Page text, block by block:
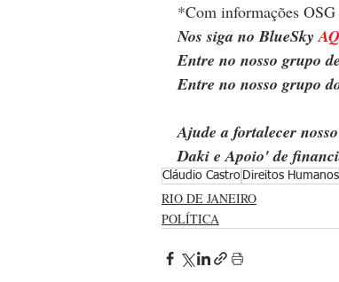
*Com informações OSG
Nos siga no BlueSky
Entre no nosso grupo
Entre no nosso grupo
Ajude a fortalecer
Daki e Apoio' de
Cláudio Castro Direitos Humanos
RIO DE JANEIRO
POLÍTICA